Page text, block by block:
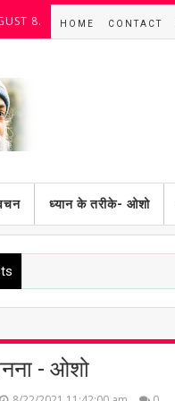
8. HOME CONTACT
ध्यान के तरीके- ओशो
- ओशो